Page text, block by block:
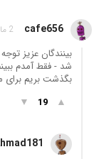
cafe656 2 ماه قبل
بینندگان عزیز
شد - فقط آمدم
بگذشت بریم برای
▲
19
▼